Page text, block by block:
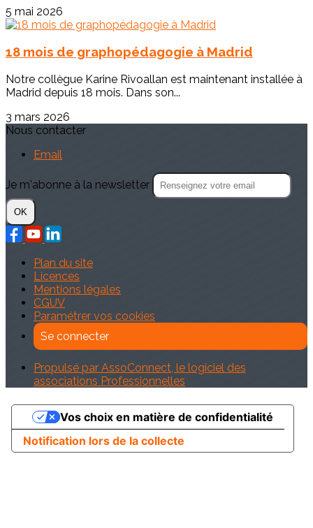
5 mai 2026
18 mois de graphopédagogie à Madrid
Notre collègue Karine Rivoallan est maintenant installée à
Madrid depuis 18 mois. Dans son...
3 mars 2026
Nous contacter
Email
Je m'abonne à la newsletter
OK
Plan du site
Licences
Mentions légales
CGUV
Paramétrer vos cookies
Se connecter
Propulsé par AssoConnect, le logiciel des
associations Professionnelles
Notification lors de la collecte
Vos choix en matière de confidentialité